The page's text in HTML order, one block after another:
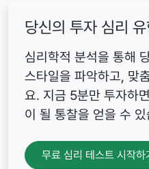
당신의 투자 심리
심리학적 분석을 통해
스타일을 파악하고, 맞
요. 지금 5분만 투자하
이 될 통찰을 얻을 수
무료 심리 테스트 시작하